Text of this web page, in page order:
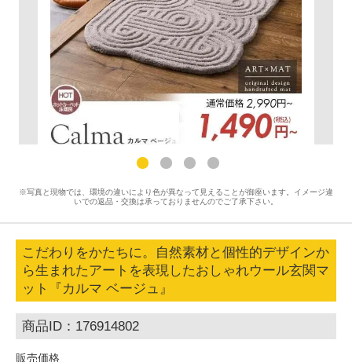
※写真と現物では、環境の違いにより色が異なって見えることが御座います。イメージ違
いでの返品・交換は承っておりませんのでご了承下さい。
こだわりをかたちに。自然素材と個性的デザインか
ら生まれたアートを表現したおしゃれウール玄関マ
ット『カルマ ベージュ』
商品ID：176914802
販売価格